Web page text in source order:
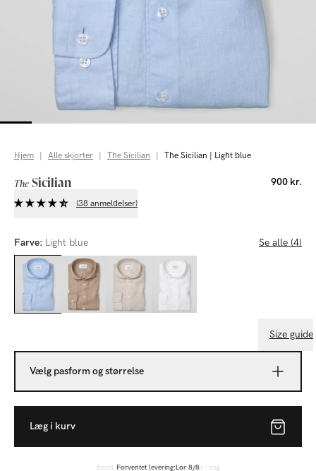
Hjem Alle skjorter The Sicilian The Sicilian | Light blue
The Sicilian 900 kr.
(38 anmeldelser)
Farve: Light blue Se alle (4)
Size guide
Vælg pasform og størrelse
Læg i kurv
Bestil inden kl 17:00 og vi sender i dag
Forventet levering:Lør 8/8